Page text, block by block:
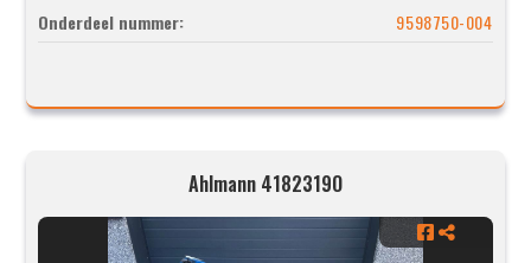
Onderdeel nummer:
9598750-004
Ahlmann 4182319O